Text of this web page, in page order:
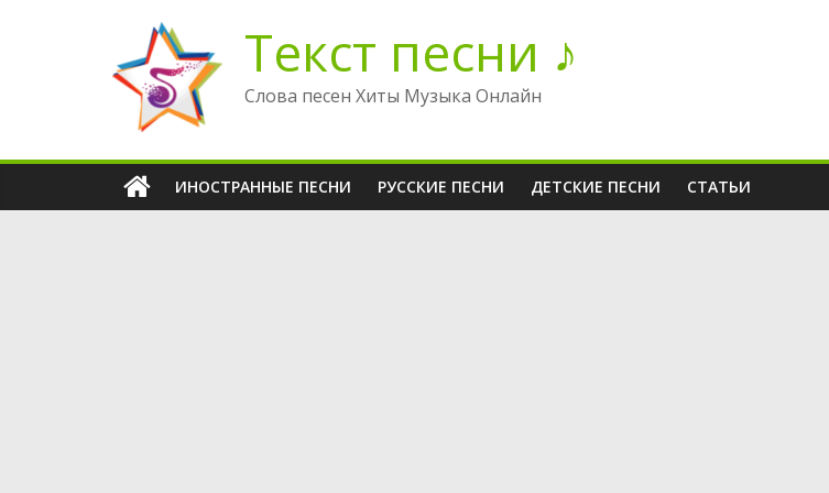
содержимому
Текст песни ♪
Слова песен Хиты Музыка Онлайн
ИНОСТРАННЫЕ ПЕСНИ РУССКИЕ ПЕСНИ ДЕТСКИЕ ПЕСНИ СТАТЬИ